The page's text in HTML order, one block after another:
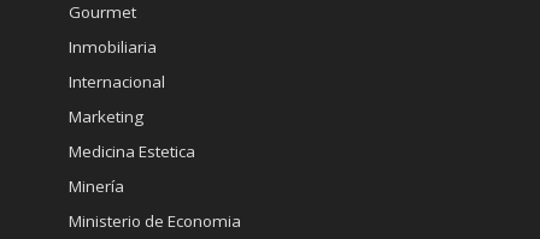
Gourmet
Inmobiliaria
Internacional
Marketing
Medicina Estetica
Minería
Ministerio de Economia